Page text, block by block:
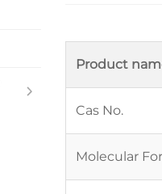
Product
Cas No.
Molecular